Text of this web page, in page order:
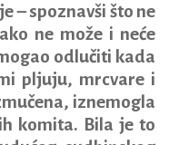
– spoznavši što ne
ne može i neće
odlučiti kada
pljuju, mrcvare i
iznemogla
komita. Bila je to